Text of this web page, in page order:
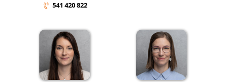
541 420 822